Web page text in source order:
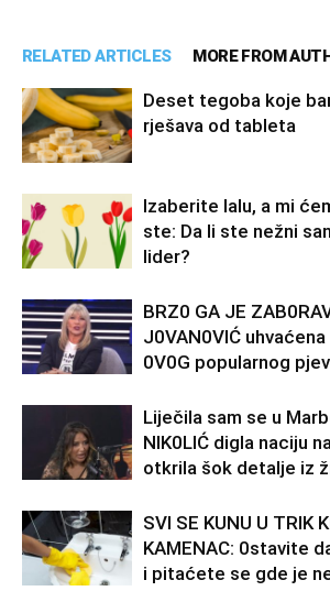
RELATED ARTICLES MORE FROM
Deset tegoba koje
rješava od tableta
Izaberite lalu, a mi
ste: Da li ste nežni
lider?
BRZ0 GA JE
J0VAN0VIĆ
0V0G popularnog
Liječila sam se u
NlK0LlĆ digla naciju
otkrila šok detalje iz
SVl SE KUNU U TRlK
KAMENAC: 0stavite
i pitaćete se gde je